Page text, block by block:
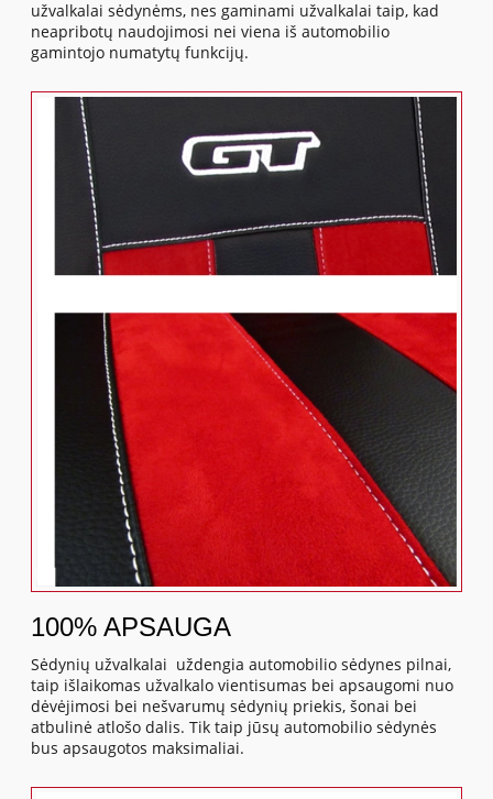
užvalkalai sėdynėms, nes gaminami užvalkalai taip, kad
neapribotų naudojimosi nei viena iš automobilio
gamintojo numatytų funkcijų.
100% APSAUGA
Sėdynių užvalkalai uždengia automobilio sėdynes pilnai,
taip išlaikomas užvalkalo vientisumas bei apsaugomi nuo
dėvėjimosi bei nešvarumų sėdynių priekis, šonai bei
atbulinė atlošo dalis. Tik taip jūsų automobilio sėdynės
bus apsaugotos maksimaliai.